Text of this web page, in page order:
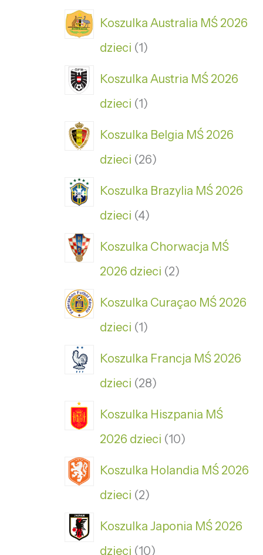
Koszulka Australia MŚ 2026
dzieci 1
Koszulka Austria MŚ 2026
dzieci 1
Koszulka Belgia MŚ 2026
dzieci 26
Koszulka Brazylia MŚ 2026
dzieci 4
Koszulka Chorwacja MŚ
2026 dzieci 2
Koszulka Curaçao MŚ 2026
dzieci 1
Koszulka Francja MŚ 2026
dzieci 28
Koszulka Hiszpania MŚ
2026 dzieci 10
Koszulka Holandia MŚ 2026
dzieci 2
Koszulka Japonia MŚ 2026
dzieci 10